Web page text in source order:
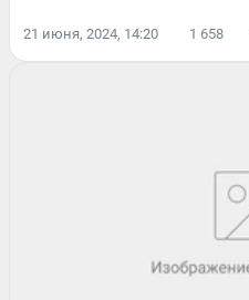
21 июня, 2024, 14:20 1 658